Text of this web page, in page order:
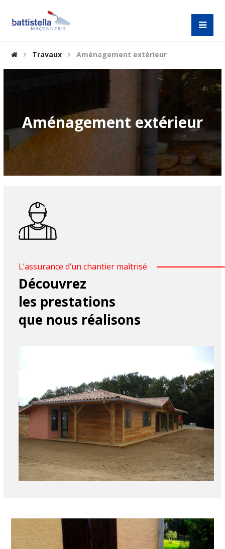
Travaux Aménagement extérieur
Aménagement extérieur
L’assurance d’un chantier maîtrisé
Découvrez
les prestations
que nous réalisons